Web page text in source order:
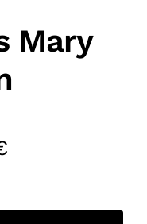
Mary